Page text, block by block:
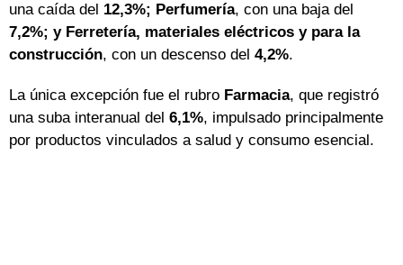
una caída del 12,3%; Perfumería, con una baja del
7,2%; y Ferretería, materiales eléctricos y para la
construcción, con un descenso del 4,2%.
La única excepción fue el rubro Farmacia, que registró
una suba interanual del 6,1%, impulsado principalmente
por productos vinculados a salud y consumo esencial.